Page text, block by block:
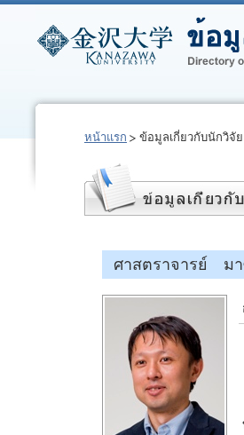
หน้าแรก ข้อมูลเกี่ยวกับนักวิจัย
ศาสตราจารย์ ม